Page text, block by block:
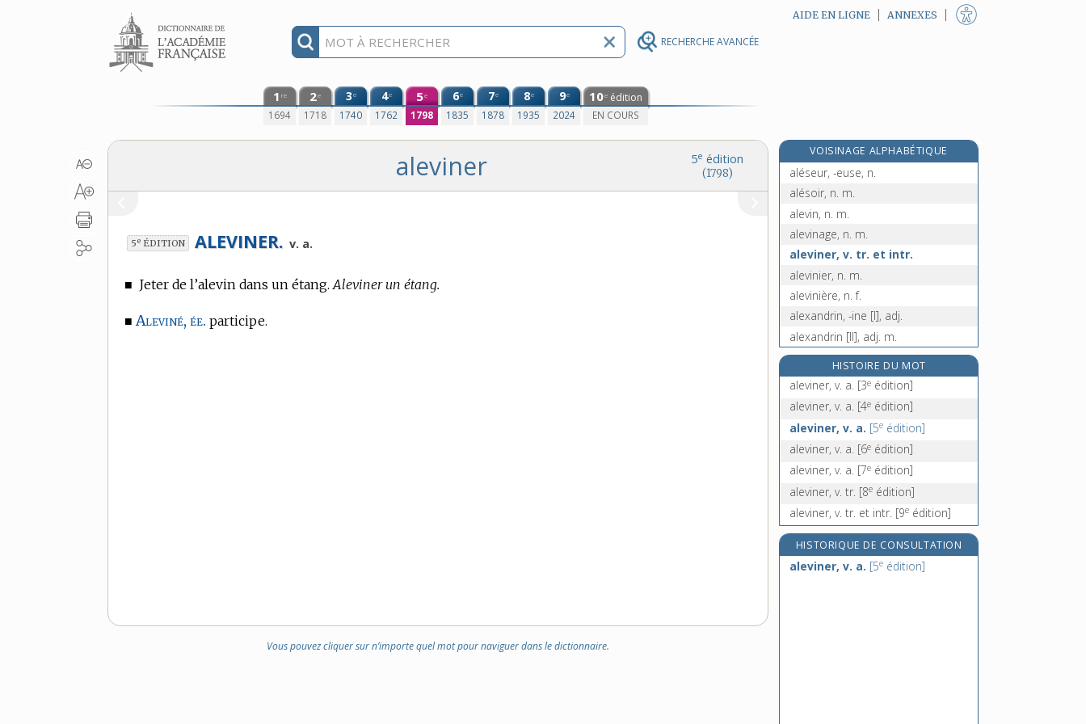
RECHERCHE AVANCÉE
Aller au contenu AIDE EN LIGNE ANNEXES
1 re
1694
2e
1718
3e
1740
4e
1762
5e
1798
6e
1835
7e
1878
8e
1935
9e
2024
10e édition
EN COURS
5e édition
(1798)
aleviner
5e ÉDITION ALEVINER. v. a.
■ Jeter de l’alevin dans un étang. Aleviner un étang.
■ Aleviné, ée. participe.
Vous pouvez cliquer sur n’importe quel mot pour naviguer dans le dictionnaire.
VOISINAGE ALPHABÉTIQUE
aléser, v. tr.
aléseur, -euse, n.
alésoir, n. m.
alevin, n. m.
alevinage, n. m.
aleviner, v. tr. et intr.
alevinier, n. m.
alevinière, n. f.
alexandrin, -ine [I], adj.
alexandrin [II], adj. m.
alexandrinisme, n. m.
alexie, n. f.
e
HISTOIRE DU MOT
aleviner, v. a. [3e édition]
aleviner, v. a. [4e édition]
aleviner, v. a. [5e édition]
aleviner, v. a. [6e édition]
aleviner, v. a. [7e édition]
aleviner, v. tr. [8e édition]
aleviner, v. tr. et intr. [9e édition]
HISTORIQUE DE CONSULTATION
aleviner, v. a. [5e édition]